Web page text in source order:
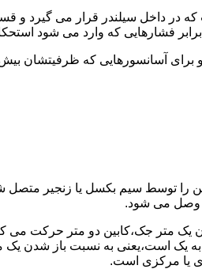
که در داخل سیلندر قرار می
فشارهایی که وارد می شود
را توسط سیم بکسل یا زنجیر
وصل می شود.
یک متر جک،کابین دو متر حرکت می
یک است،یعنی به نسبت باز شدن
یا مرکزی است.